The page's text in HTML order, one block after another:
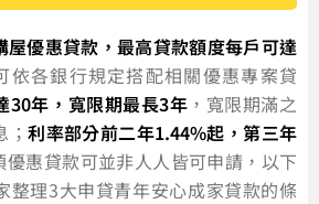
屋優惠貸款，最高貸款額度每戶可達
依各銀行規定搭配相關優惠專案貸
30年，寬限期最長3年 ，寬限期滿之
利率部分前二年1.44%起，第三年
優惠貸款可並非人人皆可申請，以下
整理3大申貸青年安心成家貸款的條